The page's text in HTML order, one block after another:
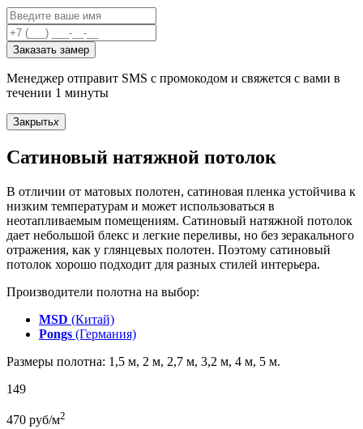
Заказать замер
Менеджер отправит SMS с промокодом и свяжется с вами в
течении 1 минуты
Закрытьx
Сатиновый натяжной потолок
В отличии от матовых полотен, сатиновая пленка устойчива к
низким температурам и может использоваться в
неотапливаемым помещениям. Сатиновый натяжной потолок
дает небольшой блекс и легкие переливы, но без зеракального
отражения, как у глянцевых полотен. Поэтому сатиновый
потолок хорошо подходит для разных стилей интерьера.
Производители полотна на выбор:
MSD (Китай)
Pongs (Германия)
Размеры полотна: 1,5 м, 2 м, 2,7 м, 3,2 м, 4 м, 5 м.
149
470 руб/м2